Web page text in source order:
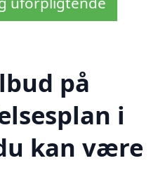
på
i
kan være